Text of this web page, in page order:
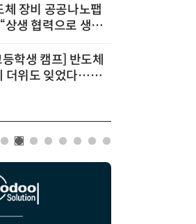
장비 공공나노팹
생 협력으로 생태
학생 캠프] 반도체
더위도 잊었다…